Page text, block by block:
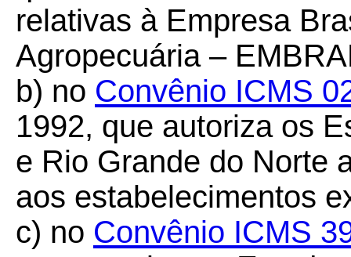
relativas à Empresa
Agropecuária –
b) no Convênio ICMS
1992, que autoriza os
e Rio Grande do Norte
aos estabelecimentos
c) no Convênio ICMS